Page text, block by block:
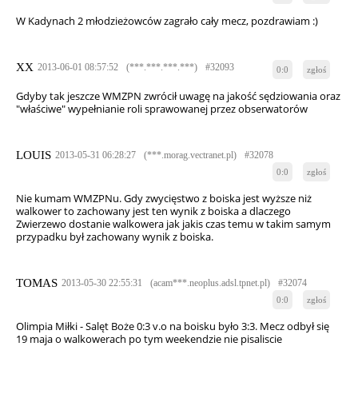
W Kadynach 2 młodzieżowców zagrało cały mecz, pozdrawiam :)
XX 2013-06-01 08:57:52 (***.***.***.***) #32093 0:0 zgłoś
Gdyby tak jeszcze WMZPN zwrócił uwagę na jakość sędziowania oraz
"właściwe" wypełnianie roli sprawowanej przez obserwatorów
LOUIS 2013-05-31 06:28:27 (***.morag.vectranet.pl) #32078
0:0 zgłoś
Nie kumam WMZPNu. Gdy zwycięstwo z boiska jest wyższe niż
walkower to zachowany jest ten wynik z boiska a dlaczego
Zwierzewo dostanie walkowera jak jakis czas temu w takim samym
przypadku był zachowany wynik z boiska.
TOMAS 2013-05-30 22:55:31 (acam***.neoplus.adsl.tpnet.pl) #32074
0:0 zgłoś
Olimpia Miłki - Salęt Boże 0:3 v.o na boisku było 3:3. Mecz odbył się
19 maja o walkowerach po tym weekendzie nie pisaliscie